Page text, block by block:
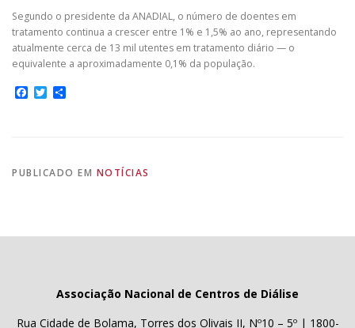
Segundo o presidente da ANADIAL, o número de doentes em
tratamento continua a crescer entre 1% e 1,5% ao ano, representando
atualmente cerca de 13 mil utentes em tratamento diário — o
equivalente a aproximadamente 0,1% da população.
Facebook
Twitter
PUBLICADO EM NOTÍCIAS
Associação Nacional de Centros de Diálise
Rua Cidade de Bolama, Torres dos Olivais II, Nº10 – 5º | 1800-